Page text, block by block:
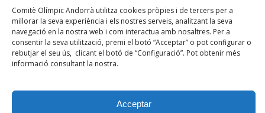
Comitè Olímpic Andorrà utilitza cookies pròpies i de tercers per a
millorar la seva experiència i els nostres serveis, analitzant la seva
navegació en la nostra web i com interactua amb nosaltres. Per a
consentir la seva utilització, premi el botó “Acceptar” o pot configurar o
rebutjar el seu ús, clicant el botó de “Configuració”. Pot obtenir més
informació consultant la nostra.
Acceptar
Avís legal-
Política de privacitat